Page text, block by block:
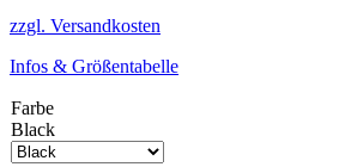
zzgl. Versandkosten
Infos & Größentabelle
Farbe
Black